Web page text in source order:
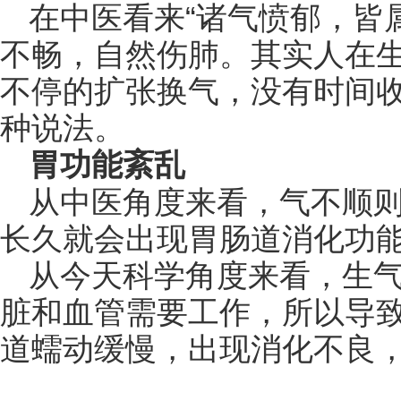
在中医看来“诸气愤郁，皆
不畅，自然伤肺。其实人在
不停的扩张换气，没有时间
种说法。
胃功能紊乱
从中医角度来看，气不顺
长久就会出现胃肠道消化功
从今天科学角度来看，生
脏和血管需要工作，所以导
道蠕动缓慢，出现消化不良